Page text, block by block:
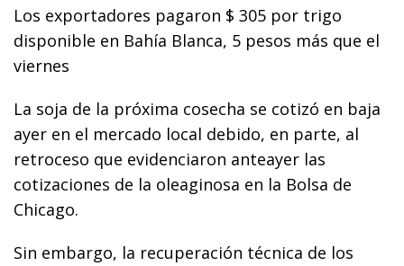
Los exportadores pagaron $ 305 por trigo
disponible en Bahía Blanca, 5 pesos más que el
viernes
La soja de la próxima cosecha se cotizó en baja
ayer en el mercado local debido, en parte, al
retroceso que evidenciaron anteayer las
cotizaciones de la oleaginosa en la Bolsa de
Chicago.
Sin embargo, la recuperación técnica de los